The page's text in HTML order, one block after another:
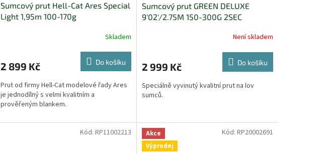
Sumcový prut Hell-Cat Ares Special
Light 1,95m 100-170g
Skladem
2 899 Kč Do košíku
Prut od firmy Hell-Cat modelové řady Ares
je jednodílný s velmi kvalitním a
prověřeným blankem.
Sumcový prut GREEN DELUXE
9'02'/2.75M 150-300G 2SEC
Není skladem
2 999 Kč Do košíku
Speciálně vyvinutý kvalitní prut na lov
sumců.
Kód: RP11002213
Akce
Výprodej
Kód: RP20002691